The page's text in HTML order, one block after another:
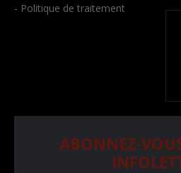
- Politique de traitement
ABONNEZ-